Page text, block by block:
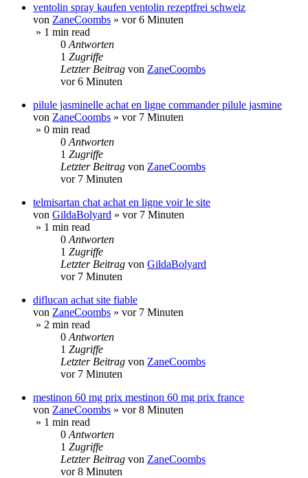
ventolin spray kaufen ventolin rezeptfrei schweiz
von ZaneCoombs » vor 6 Minuten
» 1 min read
0 Antworten
1 Zugriffe
Letzter Beitrag von ZaneCoombs
vor 6 Minuten
pilule jasminelle achat en ligne commander pilule jasmine
von ZaneCoombs » vor 7 Minuten
» 0 min read
0 Antworten
1 Zugriffe
Letzter Beitrag von ZaneCoombs
vor 7 Minuten
telmisartan chat achat en ligne voir le site
von GildaBolyard » vor 7 Minuten
» 1 min read
0 Antworten
1 Zugriffe
Letzter Beitrag von GildaBolyard
vor 7 Minuten
diflucan achat site fiable
von ZaneCoombs » vor 7 Minuten
» 2 min read
0 Antworten
1 Zugriffe
Letzter Beitrag von ZaneCoombs
vor 7 Minuten
mestinon 60 mg prix mestinon 60 mg prix france
von ZaneCoombs » vor 8 Minuten
» 1 min read
0 Antworten
1 Zugriffe
Letzter Beitrag von ZaneCoombs
vor 8 Minuten